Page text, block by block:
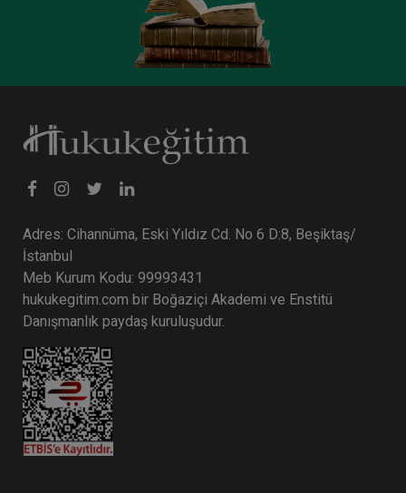
Limited Şirketler - IV. Ticaret Hukuku Kongresi -
Sepete Ekle
Tüketici Hukuku Enstitüsü
IV. Ticaret Hukuku Kongresi - Tüm Oturumlar (12
Oturum)
2592 TL
Adres: Cihannüma, Eski Yıldız Cd. No 6 D:8, Beşiktaş/
İstanbul
Meb Kurum Kodu: 99993431
hukukegitim.com bir Boğaziçi Akademi ve Enstitü
Danışmanlık paydaş kuruluşudur.